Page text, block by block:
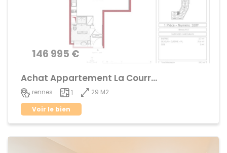
146 995 €
Achat Appartement La Courrouze
rennes 1
29 M2
Voir le bien